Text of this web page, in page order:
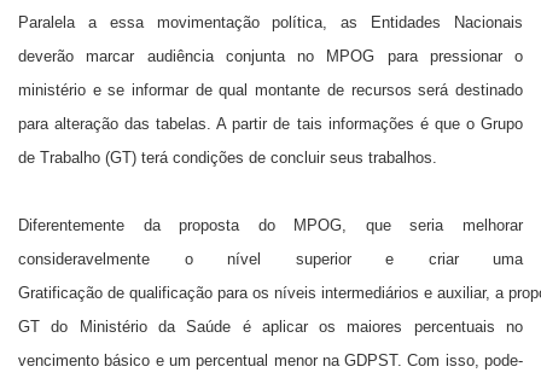
Paralela a essa movimentação política, as Entidades Nacionais
deverão marcar audiência conjunta no MPOG para pressionar o
ministério e se informar de qual montante de recursos será destinado
para alteração das tabelas. A partir de tais informações é que o Grupo
de Trabalho (GT) terá condições de concluir seus trabalhos.
Diferentemente da proposta do MPOG, que seria melhorar
consideravelmente o nível superior e criar uma
Gratificação de qualificação para os níveis intermediários e auxiliar, a
GT do Ministério da Saúde é aplicar os maiores percentuais no
vencimento básico e um percentual menor na GDPST. Com isso, pode-